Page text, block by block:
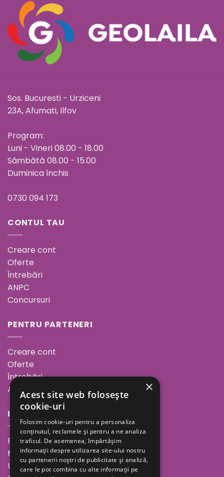
Sos. Bucuresti - Urziceni
23A, Afumati, Ilfov
Program:
Luni - Vineri 08.00 - 18.00
Sâmbătă 08.00 - 15.00
Duminica închis
0730 094 173
CONTUL TAU
Creare cont
Oferte
Întrebări
ANPC
Concursuri
PENTRU PARTENERI
Creare cont
Oferte
Întrebări
ANPC
INFORMAȚII
Povestea noastră
Minutul de inspirație
Unde ne găsești
×
Acest site web folosește
cookie-uri
Folosim cookie-uri pentru a personaliza
conținutul, reclamele și pentru a ne analiza
traficul. De asemenea, împărtășim
informații despre utilizarea site-ului nostru
cu partenerii noștri de publicitate și analiză,
care le pot combina cu alte informații pe